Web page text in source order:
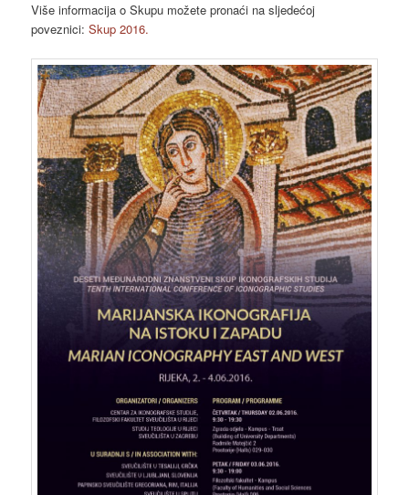
Više informacija o Skupu možete pronaći na sljedećoj
poveznici:Skup 2016.